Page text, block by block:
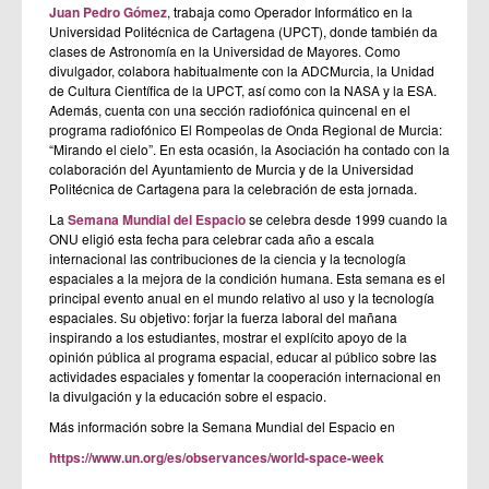
Juan Pedro Gómez, trabaja como Operador Informático en la
Universidad Politécnica de Cartagena (UPCT), donde también da
clases de Astronomía en la Universidad de Mayores. Como
divulgador, colabora habitualmente con la ADCMurcia, la Unidad
de Cultura Científica de la UPCT, así como con la NASA y la ESA.
Además, cuenta con una sección radiofónica quincenal en el
programa radiofónico El Rompeolas de Onda Regional de Murcia:
“Mirando el cielo”. En esta ocasión, la Asociación ha contado con la
colaboración del Ayuntamiento de Murcia y de la Universidad
Politécnica de Cartagena para la celebración de esta jornada.
La Semana Mundial del Espaciose celebra desde 1999 cuando la
ONU eligió esta fecha para celebrar cada año a escala
internacional las contribuciones de la ciencia y la tecnología
espaciales a la mejora de la condición humana. Esta semana es el
principal evento anual en el mundo relativo al uso y la tecnología
espaciales. Su objetivo: forjar la fuerza laboral del mañana
inspirando a los estudiantes, mostrar el explícito apoyo de la
opinión pública al programa espacial, educar al público sobre las
actividades espaciales y fomentar la cooperación internacional en
la divulgación y la educación sobre el espacio.
Más información sobre la Semana Mundial del Espacio en
https://www.un.org/es/observances/world-space-week